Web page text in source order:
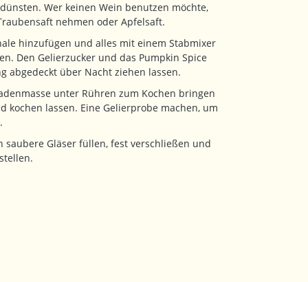
Wer keinen Wein benutzen möchte,
nehmen oder Apfelsaft.
hinzufügen und alles mit einem Stabmixer
Den Gelierzucker und das Pumpkin Spice
abgedeckt über Nacht ziehen lassen.
unter Rühren zum Kochen bringen
kochen lassen. Eine Gelierprobe machen, um
Gläser füllen, fest verschließen und